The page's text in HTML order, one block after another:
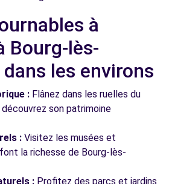
à
Bourg-lès-
les environs
: Flânez dans les ruelles du
son patrimoine
: Visitez les musées et
la richesse de Bourg-lès-
: Profitez des parcs et jardins